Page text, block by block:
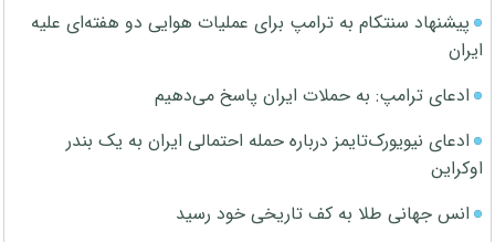
پیشنهاد سنتکام به ترامپ برای عملیات هوایی دو هفته‌ای علیه
ایران
ادعای ترامپ: به حملات ایران پاسخ می‌دهیم
ادعای نیویورک‌تایمز درباره حمله احتمالی ایران به یک بندر
اوکراین
انس جهانی طلا به کف تاریخی خود رسید